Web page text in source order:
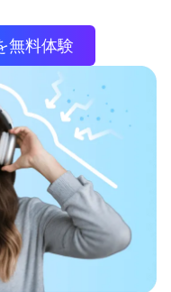
無料体験